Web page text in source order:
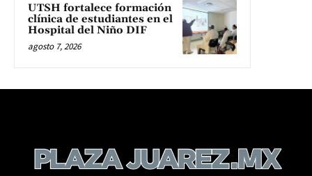
UTSH fortalece formación
clínica de estudiantes en el
Hospital del Niño DIF
agosto 7, 2026